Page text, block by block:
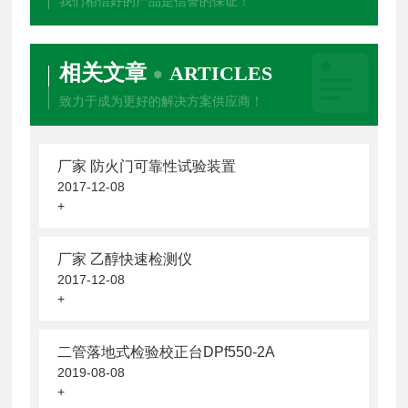
相关文章 ARTICLES
致力于成为更好的解决方案供应商！
厂家 防火门可靠性试验装置
2017-12-08
+
厂家 乙醇快速检测仪
2017-12-08
+
二管落地式检验校正台DPf550-2A
2019-08-08
+